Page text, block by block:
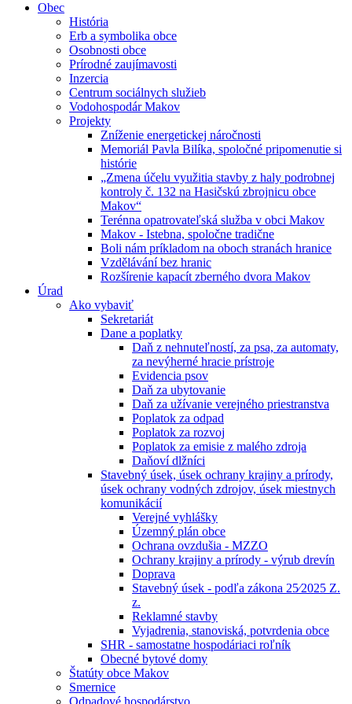
Obec
História
Erb a symbolika obce
Osobnosti obce
Prírodné zaujímavosti
Inzercia
Centrum sociálnych služieb
Vodohospodár Makov
Projekty
Zníženie energetickej náročnosti
Memoriál Pavla Bilíka, spoločné pripomenutie si
histórie
„Zmena účelu využitia stavby z haly podrobnej
kontroly č. 132 na Hasičskú zbrojnicu obce
Makov“
Terénna opatrovateľská služba v obci Makov
Makov - Istebna, spoločne tradične
Boli nám príkladom na oboch stranách hranice
Vzdělávání bez hranic
Rozšírenie kapacít zberného dvora Makov
Úrad
Ako vybaviť
Sekretariát
Dane a poplatky
Daň z nehnuteľností, za psa, za automaty,
za nevýherné hracie prístroje
Evidencia psov
Daň za ubytovanie
Daň za užívanie verejného priestranstva
Poplatok za odpad
Poplatok za rozvoj
Poplatok za emisie z malého zdroja
Daňoví dlžníci
Stavebný úsek, úsek ochrany krajiny a prírody,
úsek ochrany vodných zdrojov, úsek miestnych
komunikácií
Verejné vyhlášky
Územný plán obce
Ochrana ovzdušia - MZZO
Ochrany krajiny a prírody - výrub drevín
Doprava
Stavebný úsek - podľa zákona 25⁄2025 Z.
z.
Reklamné stavby
Vyjadrenia, stanoviská, potvrdenia obce
SHR - samostatne hospodáriaci roľník
Obecné bytové domy
Štatúty obce Makov
Smernice
Odpadové hospodárstvo